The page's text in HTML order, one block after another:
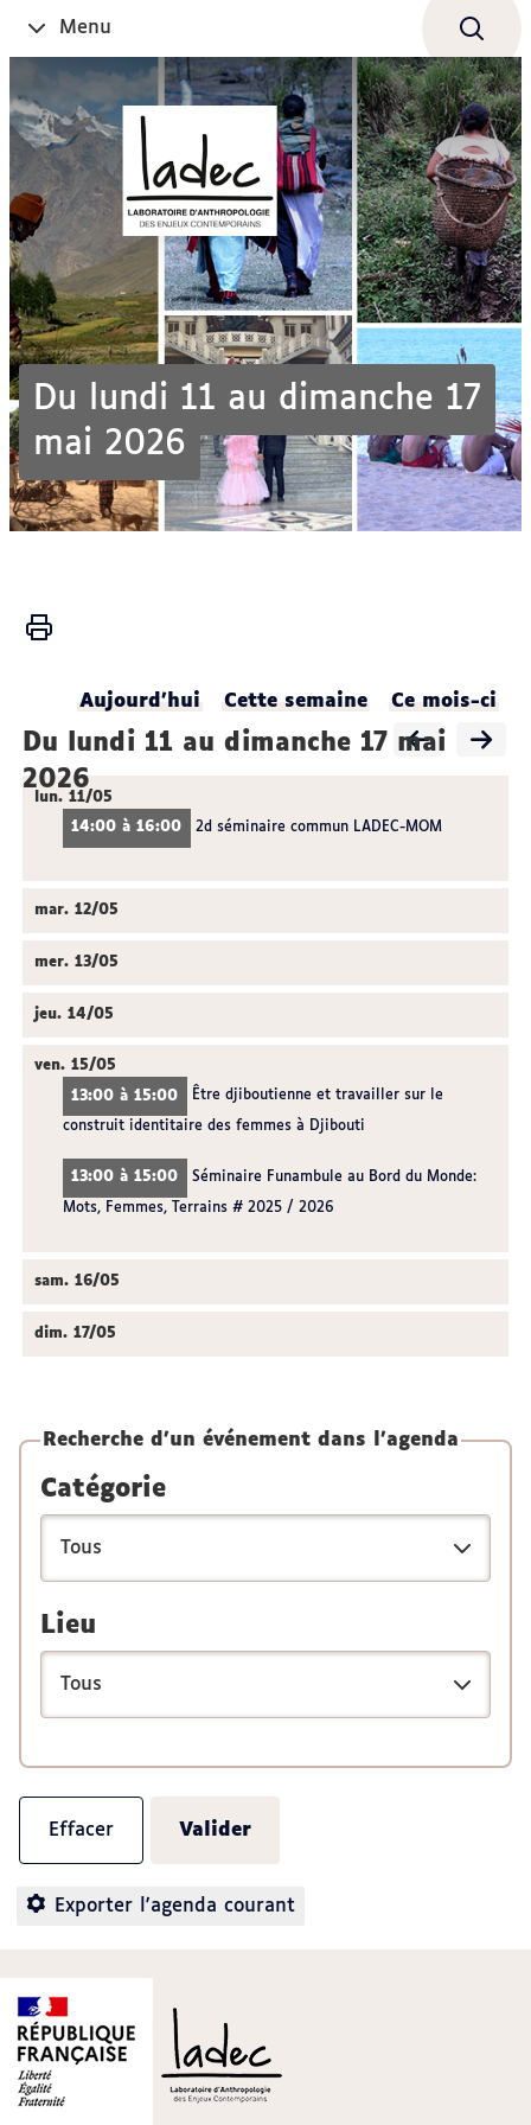
contenu
Ouvrir
le
Menu
Du lundi 11 au dimanche 17
mai 2026
Vous
Accueil
Agenda
LADEC
Aujourd'hui Cette semaine Ce mois-ci
du lundi 11 au dimanche 17 mai
2026
lun.11/05
14:00 à 16:00 2d séminaire commun LADEC-MOM
mar.12/05
mer.13/05
jeu.14/05
ven.15/05
13:00 à 15:00 Être djiboutienne et travailler sur le
construit identitaire des femmes à Djibouti
13:00 à 15:00 Séminaire Funambule au Bord du Monde:
Mots, Femmes, Terrains # 2025 / 2026
sam.16/05
dim.17/05
Recherche d'un événement dans l'agenda
Catégorie
Lieu
Exporter l'agenda courant